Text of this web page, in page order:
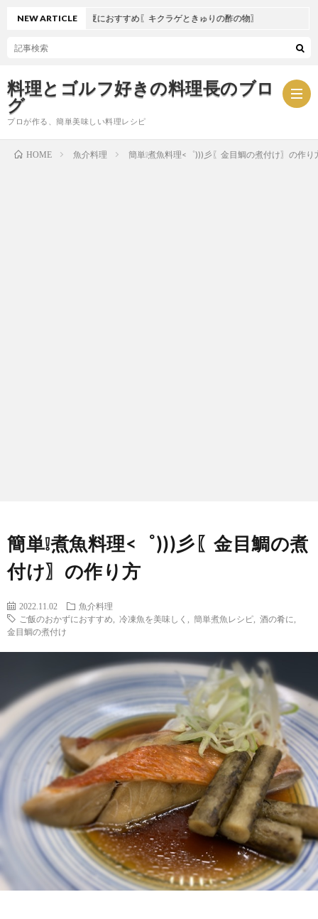
料理とゴルフ好きの料理長のブロ
グ
プロが作る、簡単美味しい料理レシピ
ー
NEW ARTICLE夏におすすめ〖キクラゲときゅりの酢の物〗
HOME 魚介料理 簡単❕煮魚料理<゜)))彡〖金目鯛の煮付け〗の作り
簡単❕煮魚料理<゜)))彡〖金目鯛の煮
付け〗の作り方
2022.11.02
魚介料理
ご飯のおかずにおすすめ
冷凍魚を美味しく 簡単煮魚レシピ 酒の肴に
金目鯛の煮付け